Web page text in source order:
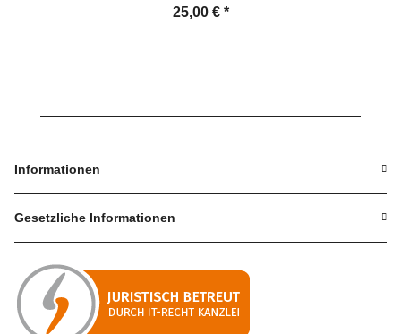
25,00 € *
Informationen
Gesetzliche Informationen